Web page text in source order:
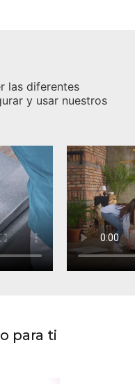
las diferentes
y usar nuestros
para ti